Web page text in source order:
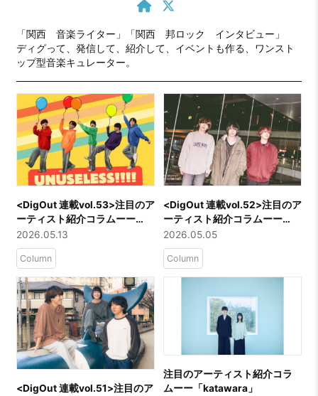
「関西　音楽ライター」「関西　邦ロック　インタビュー」
ディグって、発信して、紹介して、イベントも作る、ワンスト
ップ型音楽キュレーター。
<DigOut 連載vol.53>注目のア
ーティスト紹介コラムーー
「アンユースレス」
2026.05.13
Column
<DigOut 連載vol.52>注目のア
ーティスト紹介コラムーー
「ENEMY FLECK」
2026.05.05
Column
​<DigOut 連載vol.51>注目のア
注目のアーティスト紹介コラ
ムーー「katawara」